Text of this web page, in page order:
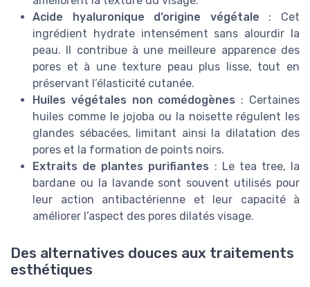
Acide hyaluronique d’origine végétale : Cet
ingrédient hydrate intensément sans alourdir la
peau. Il contribue à une meilleure apparence des
pores et à une texture peau plus lisse, tout en
préservant l’élasticité cutanée.
Huiles végétales non comédogènes : Certaines
huiles comme le jojoba ou la noisette régulent les
glandes sébacées, limitant ainsi la dilatation des
pores et la formation de points noirs.
Extraits de plantes purifiantes : Le tea tree, la
bardane ou la lavande sont souvent utilisés pour
leur action antibactérienne et leur capacité à
améliorer l’aspect des pores dilatés visage.
Des alternatives douces aux traitements
esthétiques